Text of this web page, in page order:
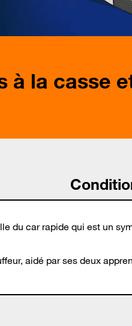
à la casse
du car rapide qui est un
aidé par ses deux